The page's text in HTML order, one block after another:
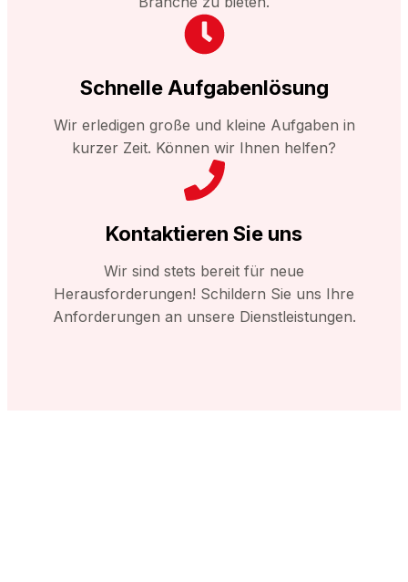
Schnelle Aufgabenlösung
Wir erledigen große und kleine Aufgaben in
kurzer Zeit. Können wir Ihnen helfen?
Kontaktieren Sie uns
Wir sind stets bereit für neue
Herausforderungen! Schildern Sie uns Ihre
Anforderungen an unsere Dienstleistungen.